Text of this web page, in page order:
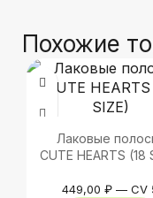
Похожие
Лаковые
CUTE HEARTS (18
449,00 ₽ — CV